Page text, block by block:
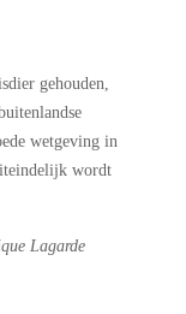
gehouden,
wetgeving in
wordt
Lagarde